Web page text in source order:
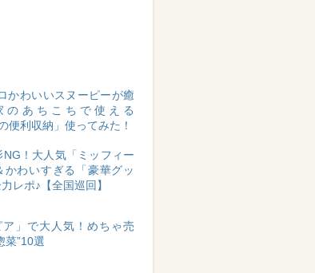
かわいいスヌーピーが癒
のあちこちで使える
便利収納」使ってみた！
NG！大人気「ミッフィー
かわいすぎる「豪華グッ
レポ♪【全国巡回】
ア」で大人気！めちゃ売
菜”10選